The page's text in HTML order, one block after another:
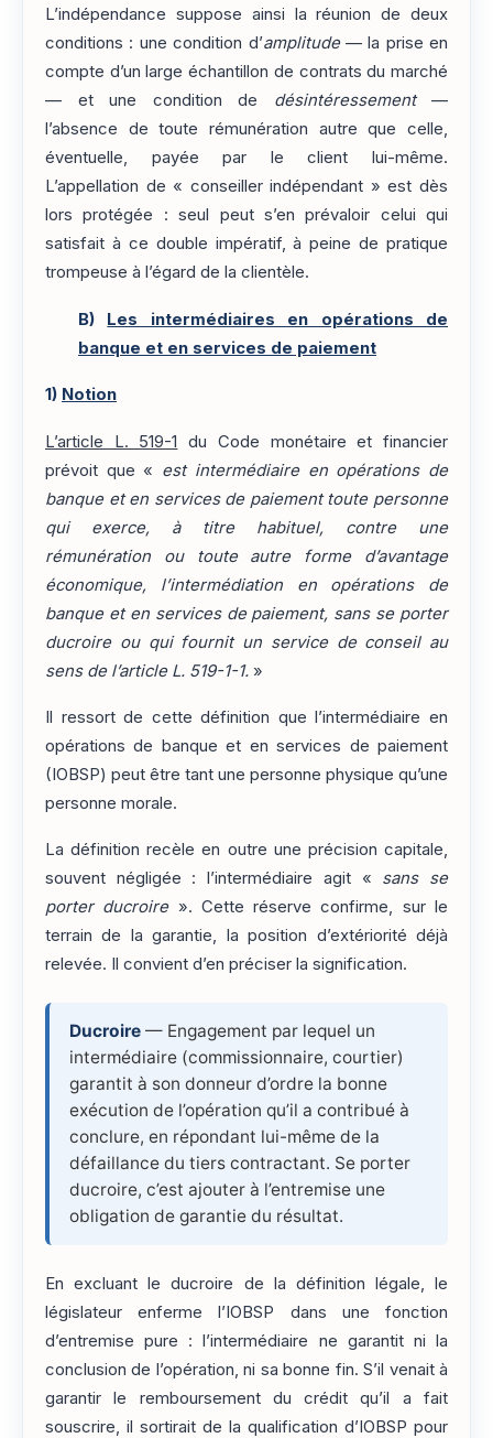
L’indépendance suppose ainsi la réunion de deux
conditions : une condition d’amplitude— la prise en
compte d’un large échantillon de contrats du marché
— et une condition de désintéressement—
l’absence de toute rémunération autre que celle,
éventuelle, payée par le client lui-même.
L’appellation de « conseiller indépendant » est dès
lors protégée : seul peut s’en prévaloir celui qui
satisfait à ce double impératif, à peine de pratique
trompeuse à l’égard de la clientèle.
B) Les intermédiaires en opérations de
banque et en services de paiement
1) Notion
L’article L. 519-1 du Code monétaire et financier
prévoit que « est intermédiaire en opérations de
banque et en services de paiement toute personne
qui exerce, à titre habituel, contre une
rémunération ou toute autre forme d’avantage
économique, l’intermédiation en opérations de
banque et en services de paiement, sans se porter
ducroire ou qui fournit un service de conseil au
sens de l’article L. 519-1-1. »
Il ressort de cette définition que l’intermédiaire en
opérations de banque et en services de paiement
(IOBSP) peut être tant une personne physique qu’une
personne morale.
La définition recèle en outre une précision capitale,
souvent négligée : l’intermédiaire agit « sans se
porter ducroire». Cette réserve confirme, sur le
terrain de la garantie, la position d’extériorité déjà
relevée. Il convient d’en préciser la signification.
Ducroire — Engagement par lequel un
intermédiaire (commissionnaire, courtier)
garantit à son donneur d’ordre la bonne
exécution de l’opération qu’il a contribué à
conclure, en répondant lui-même de la
défaillance du tiers contractant. Se porter
ducroire, c’est ajouter à l’entremise une
obligation de garantie du résultat.
En excluant le ducroire de la définition légale, le
législateur enferme l’IOBSP dans une fonction
d’entremise pure : l’intermédiaire ne garantit ni la
conclusion de l’opération, ni sa bonne fin. S’il venait à
garantir le remboursement du crédit qu’il a fait
souscrire, il sortirait de la qualification d’IOBSP pour